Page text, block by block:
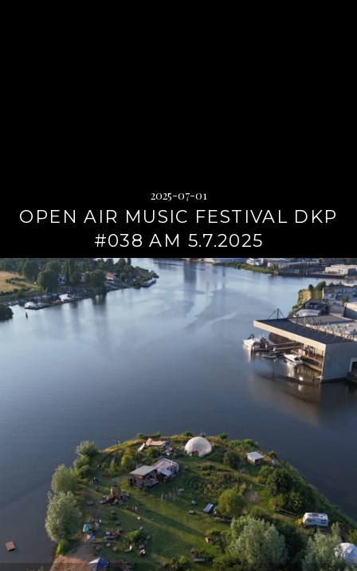
2025-07-01
OPEN AIR MUSIC FESTIVAL DKP
#038 AM 5.7.2025